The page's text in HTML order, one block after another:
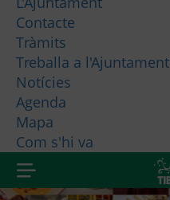
Contacte
Tràmits
Treballa a l'Ajuntament
Notícies
Agenda
Mapa
Com s'hi va
TIBICLUB
QUI SOM?
MÉS PRODUCTES